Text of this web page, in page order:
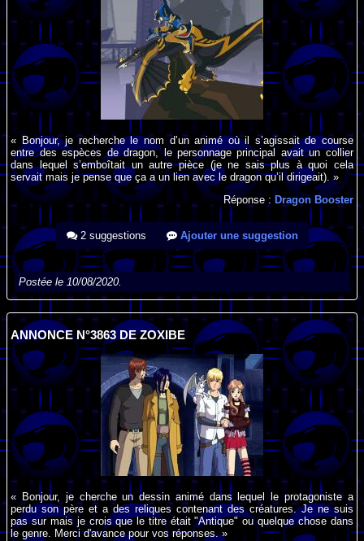
« Bonjour, je recherche le nom d’un animé où il s’agissait de course
entre des espèces de dragon, le personnage principal avait un collier
dans lequel s’emboîtait un autre pièce (je ne sais plus à quoi cela
servait mais je pense que ça a un lien avec le dragon qu’il dirigeait). »
Réponse : Dragon Booster
2 suggestions Ajouter une suggestion
Postée le 10/08/2020.
ANNONCE N°3863 DE ZOXIBE
« Bonjour, je cherche un dessin animé dans lequel le protagoniste a
perdu son père et a des reliques contenant des créatures. Je ne suis
pas sur mais je crois que le titre était "Antique" ou quelque chose dans
le genre. Merci d'avance pour vos réponses. »